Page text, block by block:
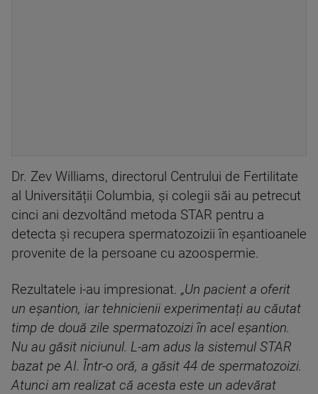
Dr. Zev Williams, directorul Centrului de Fertilitate
al Universității Columbia, și colegii săi au petrecut
cinci ani dezvoltând metoda STAR pentru a
detecta și recupera spermatozoizii în eșantioanele
provenite de la persoane cu azoospermie.
Rezultatele i-au impresionat. „Un pacient a oferit
un eșantion, iar tehnicienii experimentați au căutat
timp de două zile spermatozoizi în acel eșantion.
Nu au găsit niciunul. L-am adus la sistemul STAR
bazat pe AI. Într-o oră, a găsit 44 de spermatozoizi.
Atunci am realizat că acesta este un adevărat